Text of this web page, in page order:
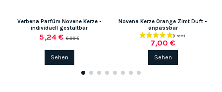
Verbena Parfüm Novene Kerze -
individuell gestaltbar
5,24 €6,99 €
Sehen
Novena Kerze Orange Zimt Duft -
anpassbar
7,00 €
Sehen